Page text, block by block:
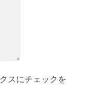
スにチェックを